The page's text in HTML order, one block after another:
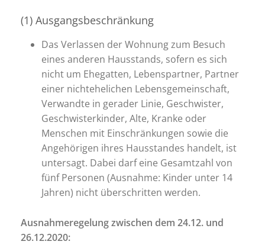
(1) Ausgangsbeschränkung
Das Verlassen der Wohnung zum Besuch
eines anderen Hausstands, sofern es sich
nicht um Ehegatten, Lebenspartner, Partner
einer nichtehelichen Lebensgemeinschaft,
Verwandte in gerader Linie, Geschwister,
Geschwisterkinder, Alte, Kranke oder
Menschen mit Einschränkungen sowie die
Angehörigen ihres Hausstandes handelt, ist
untersagt. Dabei darf eine Gesamtzahl von
fünf Personen (Ausnahme: Kinder unter 14
Jahren) nicht überschritten werden.
Ausnahmeregelung zwischen dem 24.12. und
26.12.2020: